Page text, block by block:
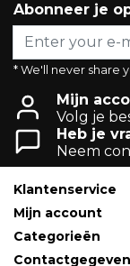
Abonneer je
* We'll never share
Mijn
Volg je
Heb je
Neem
Klantenservice
Mijn account
Categorieën